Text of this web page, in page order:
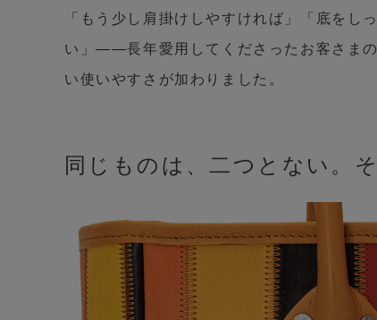
「もう少し肩掛けしやすければ」「底を
い」——長年愛用してくださったお客さま
い使いやすさが加わりました。
同じものは、二つとない。